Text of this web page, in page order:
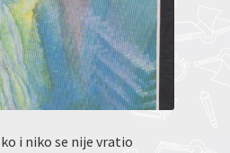
i niko se nije vratio